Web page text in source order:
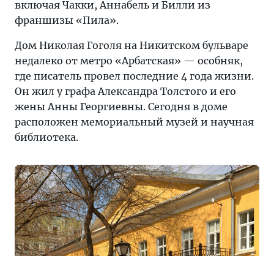
включая Чакки, Аннабель и Билли из
франшизы «Пила».
Дом Николая Гоголя на Никитском бульваре
недалеко от метро «Арбатская» — особняк,
где писатель провел последние 4 года жизни.
Он жил у графа Александра Толстого и его
жены Анны Георгиевны. Сегодня в доме
расположен мемориальный музей и научная
библиотека.